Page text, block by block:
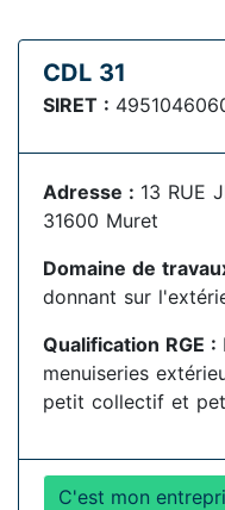
CDL 31
SIRET :
Adresse : 13 RUE
31600 Muret
Domaine de
donnant sur
Qualification RGE :
menuiseries
petit collectif et
C'est mon